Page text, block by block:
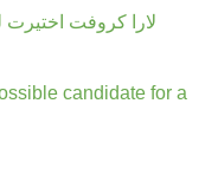
لارا كروفت
candidate for a